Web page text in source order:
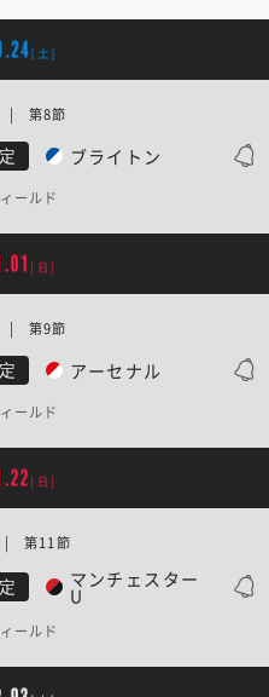
[土]
ブライトン
| 第8節
ールド
[日]
アーセナル
| 第9節
ールド
[日]
マンチェスター
U
第11節
ールド